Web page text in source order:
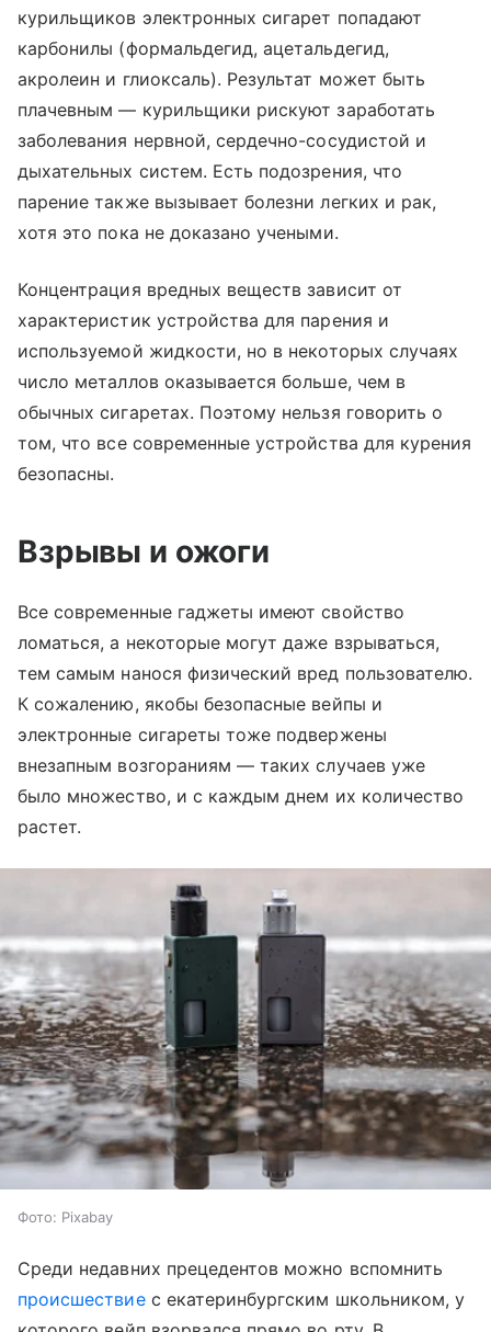
курильщиков электронных сигарет попадают
карбонилы (формальдегид, ацетальдегид,
акролеин и глиоксаль). Результат может быть
плачевным — курильщики рискуют заработать
заболевания нервной, сердечно-сосудистой и
дыхательных систем. Есть подозрения, что
парение также вызывает болезни легких и рак,
хотя это пока не доказано учеными.
Концентрация вредных веществ зависит от
характеристик устройства для парения и
используемой жидкости, но в некоторых случаях
число металлов оказывается больше, чем в
обычных сигаретах. Поэтому нельзя говорить о
том, что все современные устройства для курения
безопасны.
Взрывы и ожоги
Все современные гаджеты имеют свойство
ломаться, а некоторые могут даже взрываться,
тем самым нанося физический вред пользователю.
К сожалению, якобы безопасные вейпы и
электронные сигареты тоже подвержены
внезапным возгораниям — таких случаев уже
было множество, и с каждым днем их количество
растет.
Фото: Pixabay
Среди недавних прецедентов можно вспомнить
происшествиес екатеринбургским школьником, у